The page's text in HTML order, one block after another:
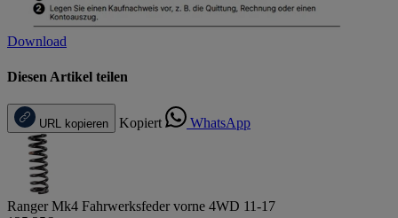
Download
Diesen Artikel teilen
URL kopieren Kopiert WhatsApp
Ranger Mk4 Fahrwerksfeder vorne 4WD 11-17